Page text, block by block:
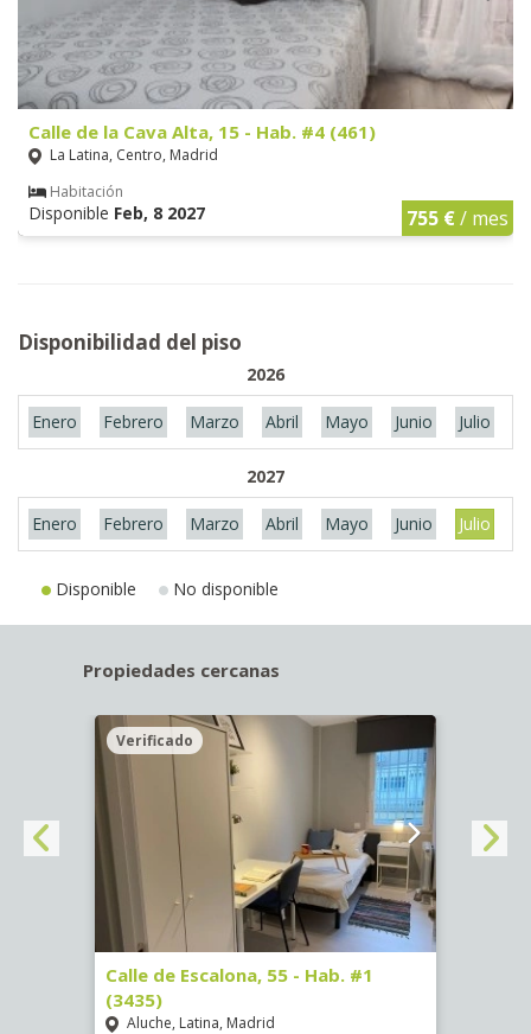
Calle de la Cava Alta, 15 - Hab. #4 (461)
La Latina, Centro, Madrid
Habitación
Disponible Feb, 8 2027 755 €/ mes
Disponibilidad del piso
2026
Enero Febrero Marzo Abril Mayo Junio Julio
2027
Enero Febrero Marzo Abril Mayo Junio Julio
Disponible No disponible
Propiedades cercanas
Verificado
Calle de Escalona, 55 - Hab. #1
(3435)
Aluche, Latina, Madrid